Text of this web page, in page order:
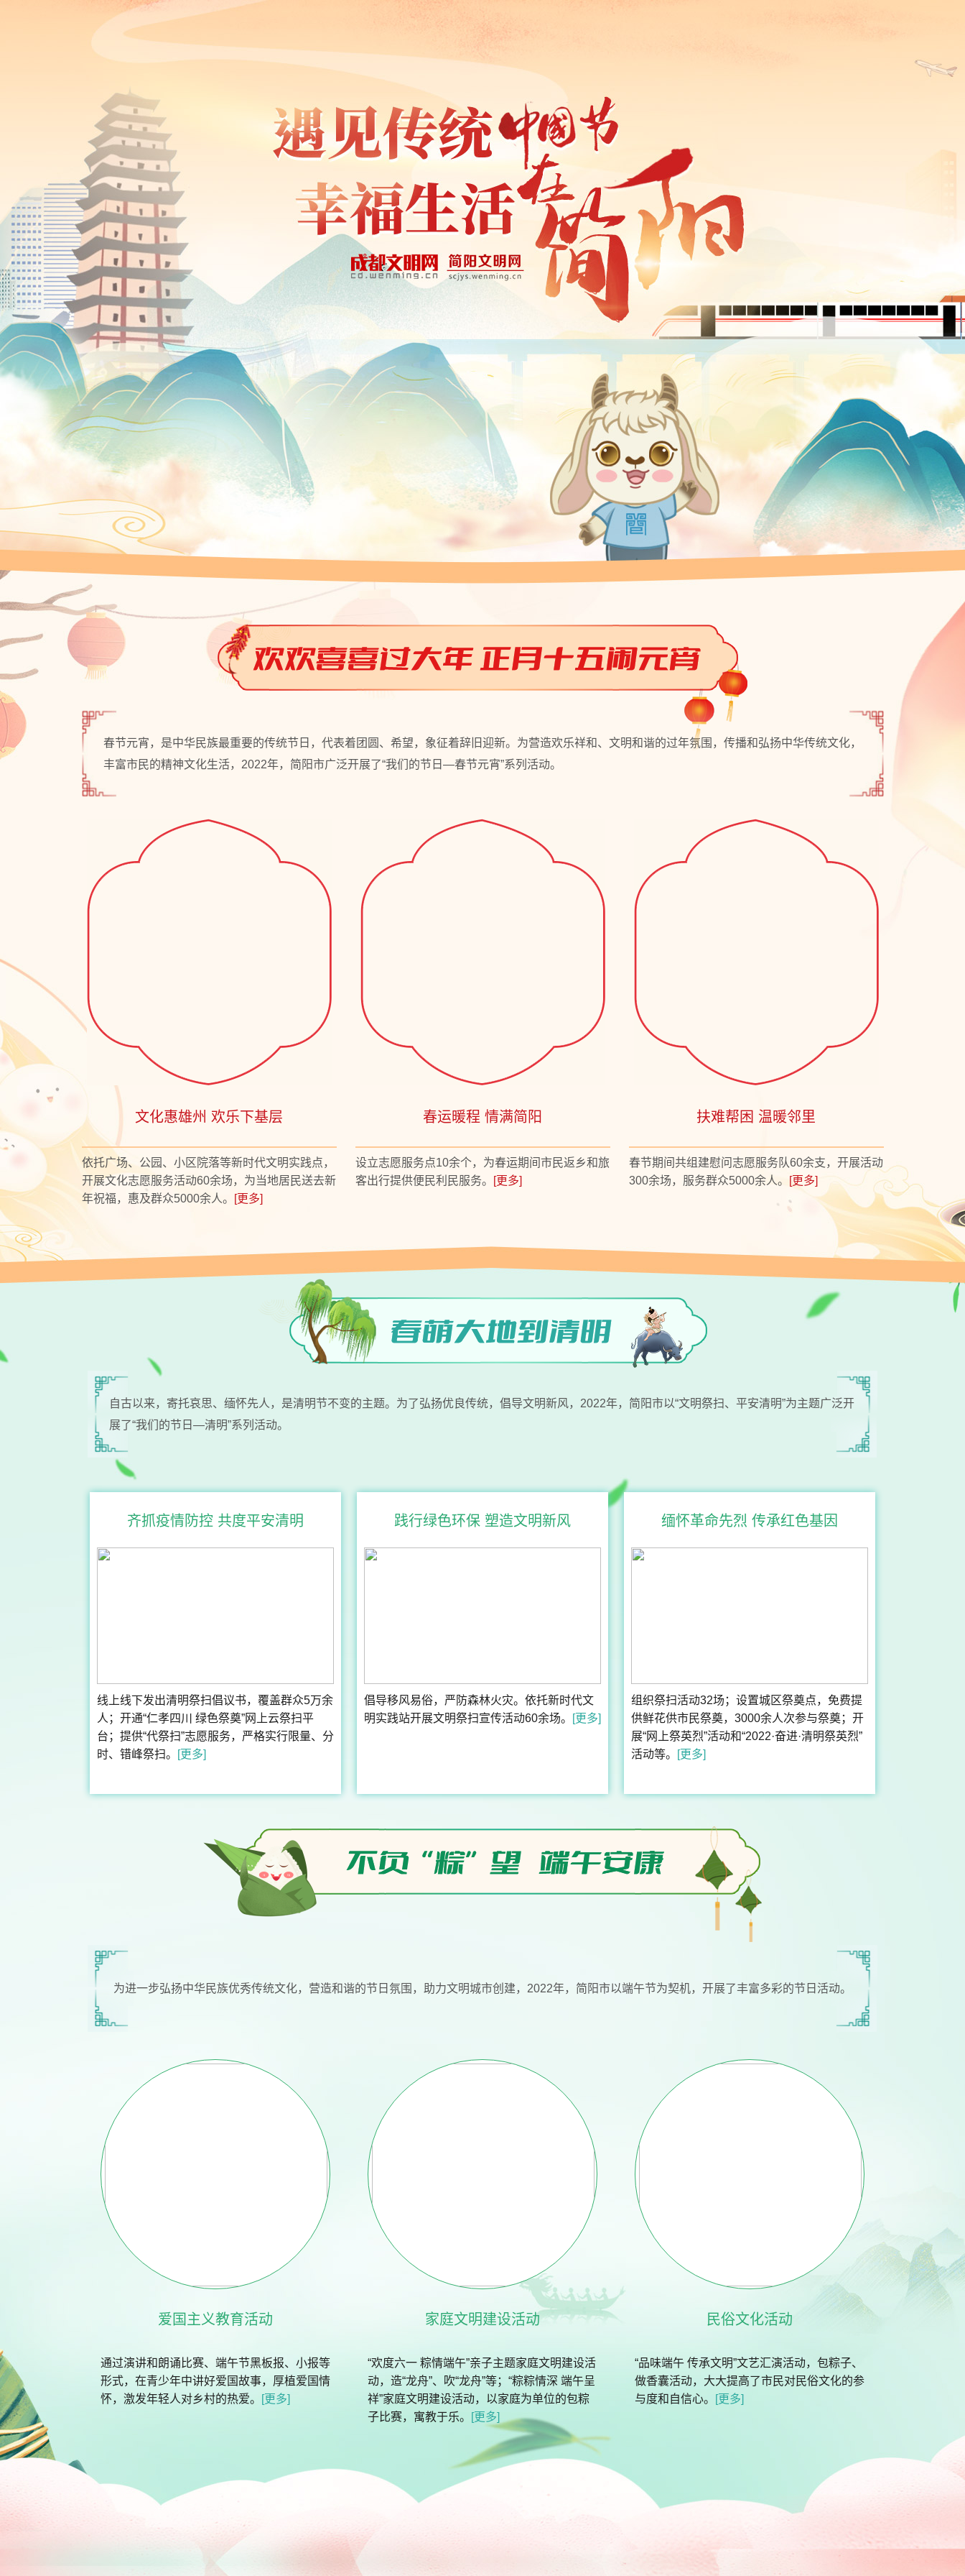
春节元宵，是中华民族最重要的传统节日，代表着团圆、希望，象征着辞旧迎新。为营造欢乐祥和、文明和谐的过年氛围，传播和弘扬中华传统文化，
丰富市民的精神文化生活，2022年，简阳市广泛开展了“我们的节日—春节元宵”系列活动。
文化惠雄州 欢乐下基层
依托广场、公园、小区院落等新时代文明实践点，
开展文化志愿服务活动60余场，为当地居民送去新
年祝福，惠及群众5000余人。
[更多]
春运暖程 情满简阳
设立志愿服务点10余个，为春运期间市民返乡和旅
客出行提供便民利民服务。
[更多]
扶难帮困 温暖邻里
春节期间共组建慰问志愿服务队60余支，开展活动
300余场，服务群众5000余人。
[更多]
自古以来，寄托哀思、缅怀先人，是清明节不变的主题。为了弘扬优良传统，倡导文明新风，2022年，简阳市以“文明祭扫、平安清明”为主题广泛开
展了“我们的节日—清明”系列活动。
齐抓疫情防控 共度平安清明
线上线下发出清明祭扫倡议书，覆盖群众5万余
人；开通“仁孝四川 绿色祭奠”网上云祭扫平
台；提供“代祭扫”志愿服务，严格实行限量、分
时、错峰祭扫。
[更多]
践行绿色环保 塑造文明新风
倡导移风易俗，严防森林火灾。依托新时代文
明实践站开展文明祭扫宣传活动60余场。
[更多]
缅怀革命先烈 传承红色基因
组织祭扫活动32场；设置城区祭奠点，免费提
供鲜花供市民祭奠，3000余人次参与祭奠；开
展“网上祭英烈”活动和“2022·奋进·清明祭英烈”
活动等。
[更多]
为进一步弘扬中华民族优秀传统文化，营造和谐的节日氛围，助力文明城市创建，2022年，简阳市以端午节为契机，开展了丰富多彩的节日活动。
爱国主义教育活动
通过演讲和朗诵比赛、端午节黑板报、小报等
形式，在青少年中讲好爱国故事，厚植爱国情
怀，激发年轻人对乡村的热爱。
[更多]
家庭文明建设活动
“欢度六一 粽情端午”亲子主题家庭文明建设活
动，造“龙舟”、吹“龙舟”等；“粽粽情深 端午呈
祥”家庭文明建设活动，以家庭为单位的包粽
子比赛，寓教于乐。
[更多]
民俗文化活动
“品味端午 传承文明”文艺汇演活动，包粽子、
做香囊活动，大大提高了市民对民俗文化的参
与度和自信心。
[更多]